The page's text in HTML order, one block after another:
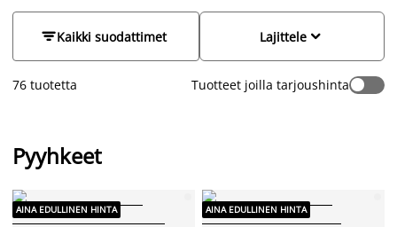
kanssa harmonisen kokonaisuuden luomiseksi. Pyyhkeet ovat
myös mainio lahjaidea. Lapsille löytyy hauskoja pyyhkeitä,
joissa on suosikkihahmoja.
Kaikki suodattimet 
Lajittele
76 tuotetta Tuotteet joilla tarjoushinta
Pyyhkeet
AINA EDULLINEN HINTA AINA EDULLINEN HINTA